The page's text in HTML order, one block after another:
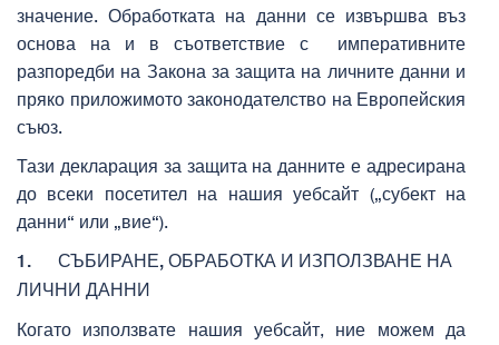
значение. Обработката на данни се извършва въз
основа на и в съответствие с императивните
разпоредби на Закона за защита на личните данни и
пряко приложимото законодателство на Европейския
съюз.
Тази декларация за защита на данните е адресирана
до всеки посетител на нашия уебсайт („субект на
данни“ или „вие“).
1.
СЪБИРАНЕ, ОБРАБОТКА И ИЗПОЛЗВАНЕ НА
ЛИЧНИ ДАННИ
Когато използвате нашия уебсайт, ние можем да